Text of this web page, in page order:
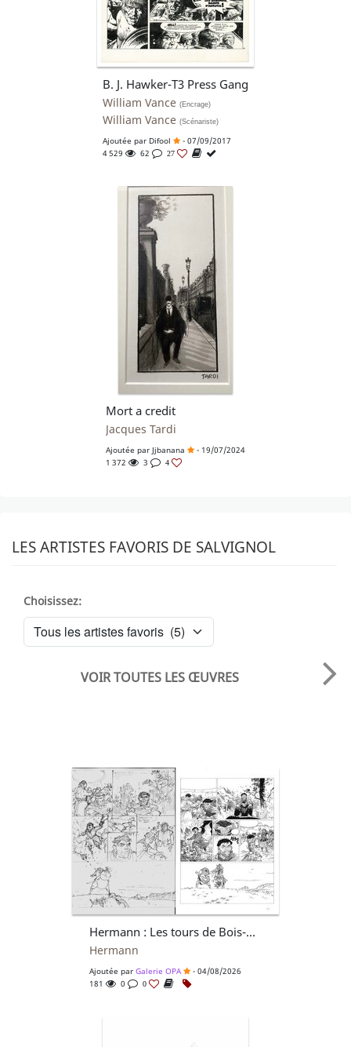
B. J. Hawker-T3 Press Gang
William Vance (Encrage)
William Vance (Scénariste)
Ajoutée par Difool
- 07/09/2017
4 529
62 27
Mort a credit
Jacques Tardi
Ajoutée par Jjbanana
- 19/07/2024
1 372
3 4
LES ARTISTES FAVORIS DE SALVIGNOL
Choisissez:
VOIR TOUTES LES ŒUVRES
Hermann : Les tours de Bois-Maury tome 8, crayonné + tirage hélio noir de la planche 16
Hermann
Ajoutée par Galerie OPA
- 04/08/2026
181
0 0